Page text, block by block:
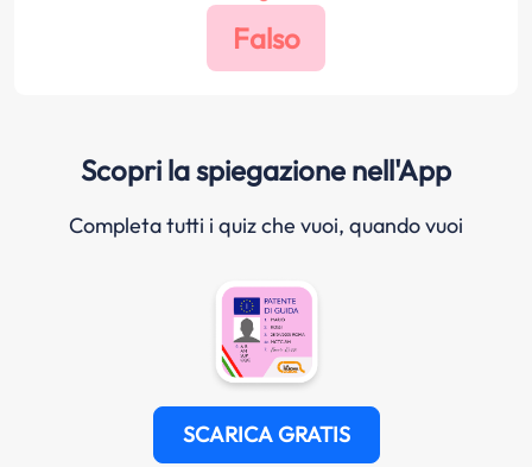
Scopri la spiegazione nell'App
Completa tutti i quiz che vuoi, quando vuoi
SCARICA GRATIS